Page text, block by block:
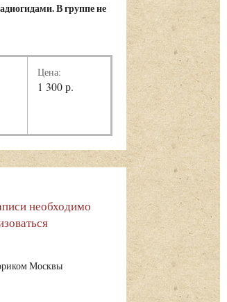
В группе не
Цена:
1 300 р.
необходимо
Москвы